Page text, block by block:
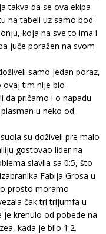
takva da se ova ekipa
na tabeli uz samo bod
koja na sve to ima i
juče poražen na svom
samo jedan poraz,
ovaj tim nije bio
da pričamo i o napadu
u neko od
su doživeli pre malo
gostovao lider na
slavila sa 0:5, što
Fabija Grosa u
prosto moramo
čak tri trijumfa u
je krenulo od pobede na
kada je bilo 1:2.